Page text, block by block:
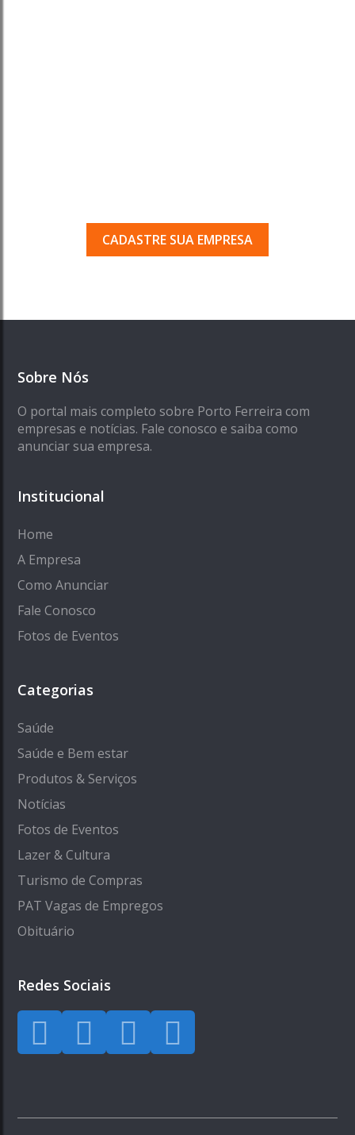
CADASTRE SUA EMPRESA
Sobre Nós
O portal mais completo sobre Porto Ferreira com
empresas e notícias. Fale conosco e saiba como
anunciar sua empresa.
Institucional
Home
A Empresa
Como Anunciar
Fale Conosco
Fotos de Eventos
Categorias
Saúde
Saúde e Bem estar
Produtos & Serviços
Notícias
Fotos de Eventos
Lazer & Cultura
Turismo de Compras
PAT Vagas de Empregos
Obituário
Redes Sociais